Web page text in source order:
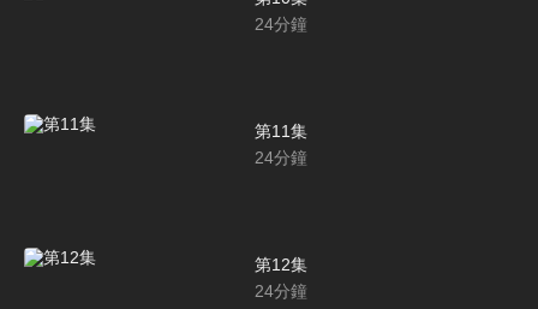
24分鐘
第11集
24分鐘
第12集
24分鐘